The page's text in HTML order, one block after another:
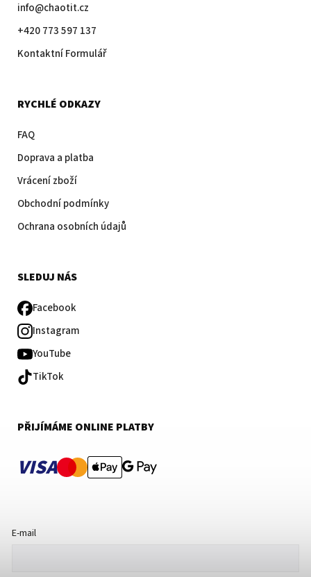
info@chaotit.cz
+420 773 597 137
Kontaktní Formulář
RYCHLÉ ODKAZY
FAQ
Doprava a platba
Vrácení zboží
Obchodní podmínky
Ochrana osobních údajů
SLEDUJ NÁS
Facebook
Instagram
YouTube
TikTok
PŘIJÍMÁME ONLINE PLATBY
VISA
E-mail